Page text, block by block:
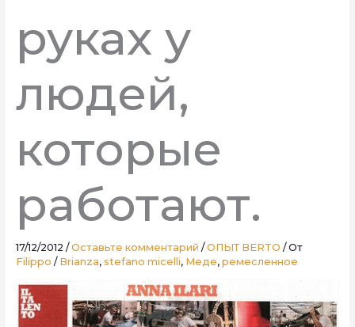
руках у
людей,
которые
работают.
17/12/2012 /Оставьте комментарий /ОПЫТ BERTO / От
Filippo / Brianza, stefano micelli, Меде, ремесленное